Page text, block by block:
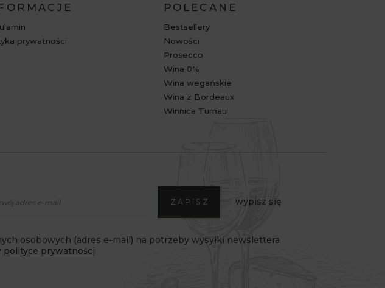
prywatności
POLECANE
Bestsellery
Nowości
Prosecco
Wina 0%
Wina wegańskie
Wina z Bordeaux
Winnica Turnau
ZAPISZ wypisz się
osobowych (adres e-mail) na potrzeby wysyłki newslettera
polityce prywatności